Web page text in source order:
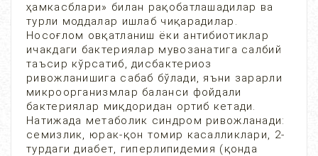
ҳамкасблари» билан рақобатлашадилар ва
турли моддалар ишлаб чиқарадилар.
Носоғлом овқатланиш ёки антибиотиклар
ичакдаги бактериялар мувозанатига салбий
таъсир кўрсатиб, дисбактериоз
ривожланишига сабаб бўлади, яъни зарарли
микроорганизмлар баланси фойдали
бактериялар миқдоридан ортиб кетади.
Натижада метаболик синдром ривожланади:
семизлик, юрак-қон томир касалликлари, 2-
турдаги диабет, гиперлипидемия (қонда